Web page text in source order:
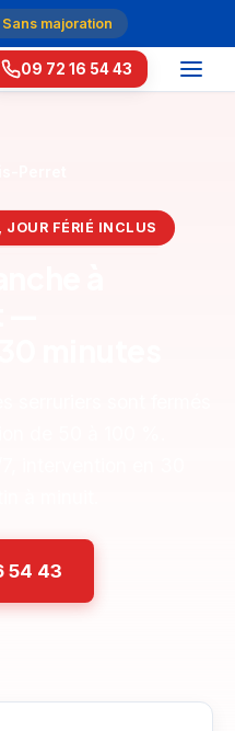
majoration
09 72 16 54 43
JOUR FÉRIÉ INCLUS
54 43